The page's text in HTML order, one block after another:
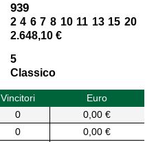
939
2 4 6 7 8 10 11 13 15 20
2.648,10 €
5
Classico
Vincitori
Euro
0
0,00 €
0
0,00 €